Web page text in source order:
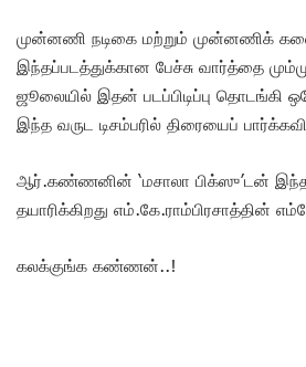
முன்னணி நடிகை மற்றும் முன்னணிக்
இந்தப்படத்துக்கான பேச்சு வார்த்தை
ஜூலையில் இதன் படப்பிடிப்பு தொடங்கி
இந்த வருட டிசம்பரில் திரையைப்
ஆர்.கண்ணனின் ‘மசாலா பிக்ஸு’டன்
தயாரிக்கிறது எம்.கே.ராம்பிரசாத்தின்
கலக்குங்க கண்ணன்..!